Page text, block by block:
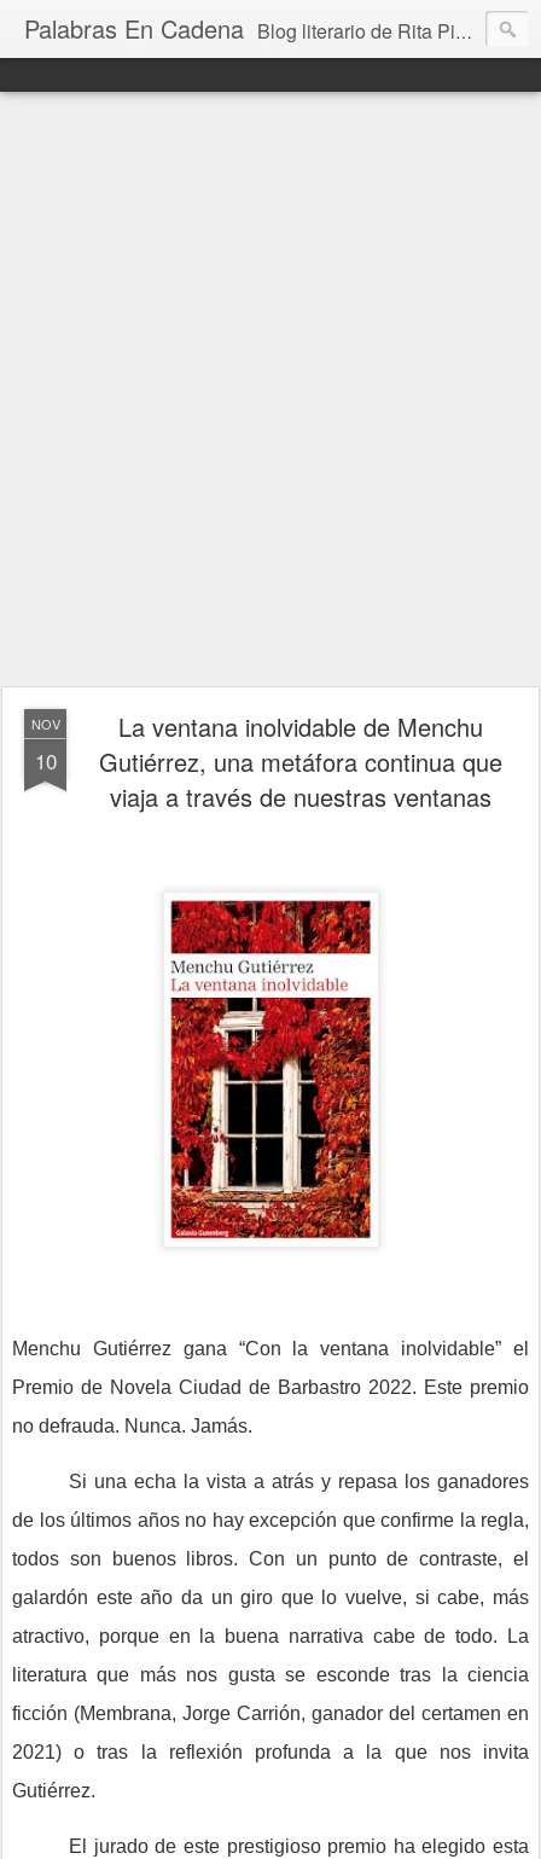
Palabras En Cadena Blog literario de Rita Piedrafita
NOV
10
La ventana inolvidable de Menchu
Gutiérrez, una metáfora continua que
viaja a través de nuestras ventanas
Menchu Gutiérrez gana “Con la ventana inolvidable” el
Premio de Novela Ciudad de Barbastro 2022. Este premio
no defrauda. Nunca. Jamás.
Si una echa la vista a atrás y repasa los ganadores
de los últimos años no hay excepción que confirme la regla,
todos son buenos libros. Con un punto de contraste, el
galardón este año da un giro que lo vuelve, si cabe, más
atractivo, porque en la buena narrativa cabe de todo. La
literatura que más nos gusta se esconde tras la ciencia
ficción (Membrana, Jorge Carrión, ganador del certamen en
2021) o tras la reflexión profunda a la que nos invita
Gutiérrez.
El jurado de este prestigioso premio ha elegido esta